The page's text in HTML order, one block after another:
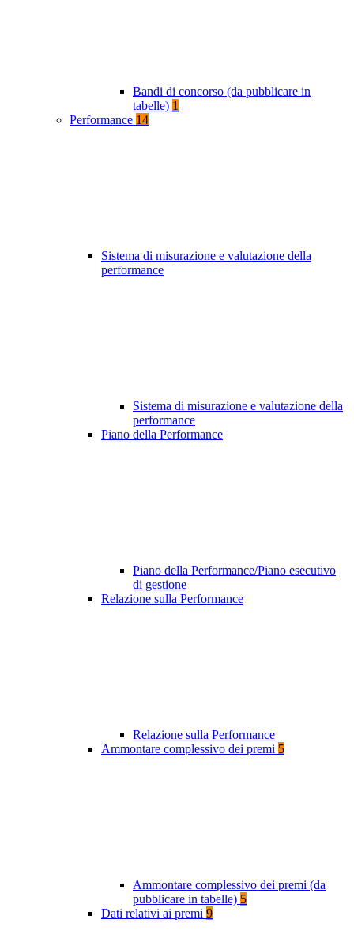
Bandi di concorso (da pubblicare in
tabelle) 1
Performance 14
Sistema di misurazione e valutazione della
performance
Sistema di misurazione e valutazione della
performance
Piano della Performance
Piano della Performance/Piano esecutivo
di gestione
Relazione sulla Performance
Relazione sulla Performance
Ammontare complessivo dei premi 5
Ammontare complessivo dei premi (da
pubblicare in tabelle) 5
Dati relativi ai premi 9